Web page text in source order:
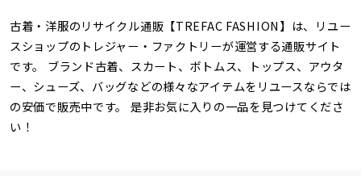
古着・洋服のリサイクル通販【TREFAC FASHION】は、リユー
スショップのトレジャー・ファクトリーが運営する通販サイト
です。 ブランド古着、スカート、ボトムス、トップス、アウタ
ー、シューズ、バッグなどの様々なアイテムをリユースならでは
の安価で販売中です。 是非お気に入りの一品を見つけてくださ
い！